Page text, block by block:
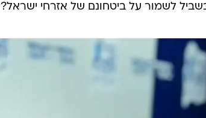
לשמור על ביטחונם של אזרחי ישראל?